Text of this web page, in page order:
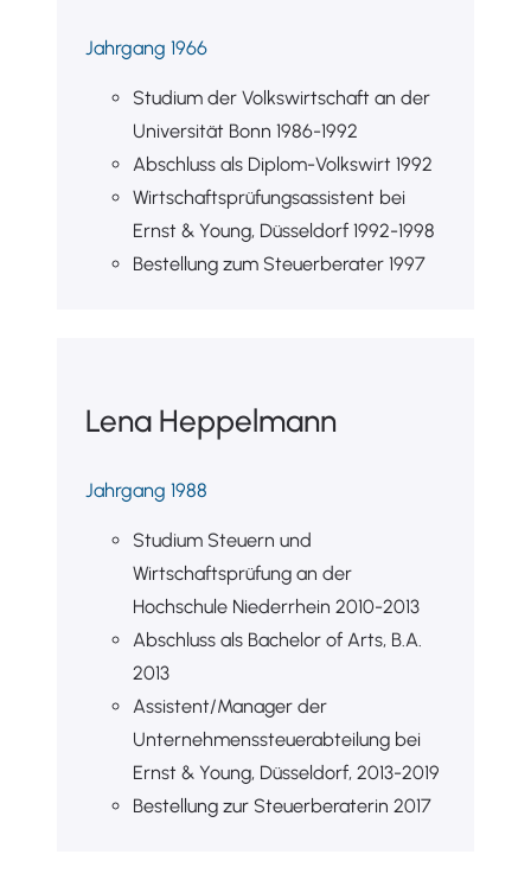
Jahrgang 1966
Studium der Volkswirtschaft an der
Universität Bonn 1986-1992
Abschluss als Diplom-Volkswirt 1992
Wirtschaftsprüfungsassistent bei
Ernst & Young, Düsseldorf 1992-1998
Bestellung zum Steuerberater 1997
Lena Heppelmann
Jahrgang 1988
Studium Steuern und
Wirtschaftsprüfung an der
Hochschule Niederrhein 2010-2013
Abschluss als Bachelor of Arts, B.A.
2013
Assistent/Manager der
Unternehmenssteuerabteilung bei
Ernst & Young, Düsseldorf, 2013-2019
Bestellung zur Steuerberaterin 2017